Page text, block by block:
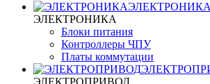
ЭЛЕКТРОНИКА
ЭЛЕКТРОНИКА
Блоки питания
Контроллеры ЧПУ
Платы коммутации
ЭЛЕКТРОПРИВОД